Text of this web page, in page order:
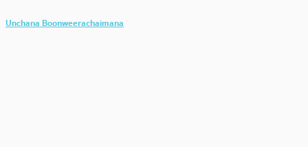
Unchana Boonweerachaimana